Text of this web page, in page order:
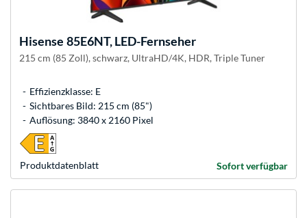
Hisense 85E6NT, LED-Fernseher
215 cm (85 Zoll), schwarz, UltraHD/4K, HDR, Triple Tuner
Effizienzklasse: E
Sichtbares Bild: 215 cm (85")
Auflösung: 3840 x 2160 Pixel
Produkt­datenblatt Sofort verfügbar